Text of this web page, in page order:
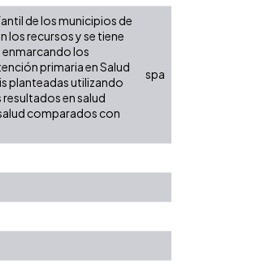
de los municipios de
los recursos y se tiene
los
primaria en Salud
planteadas utilizando
en salud
comparados con
spa